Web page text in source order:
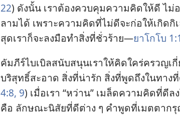
22) ดังนั้น เราต้องควบคุมความคิดให้ดี ไม่
ลามได้ เพราะความคิดที่ไม่ดีจะก่อให้เกิดกิ
สุดเราก็จะลงมือทำสิ่งที่ชั่วร้าย—ยาโกโบ
คัมภีร์ไบเบิลสนับสนุนเราให้คิดใคร่ครวญเ
บริสุทธิ์สะอาด สิ่งที่น่ารัก สิ่งที่พูดถึงในทางที่
4:8, 9) เมื่อเรา “หว่าน” เมล็ดความคิดที่ดีลง
คือ ลักษณะนิสัยที่ดีต่าง ๆ คำพูดที่เมตตาก